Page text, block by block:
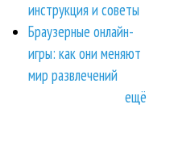
инструкция и советы
Браузерные онлайн-
игры: как они меняют
мир развлечений
ещё